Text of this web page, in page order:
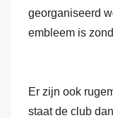
georganiseerd
embleem is
Er zijn ook
staat de club